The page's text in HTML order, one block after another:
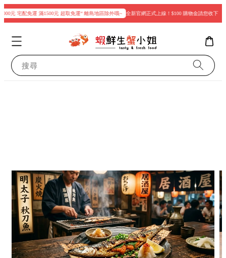
元 宅配免運 滿1500元 超取免運“ 離島地區除外哦~ 全新官網正式上線！$100 購物金請您收下
搜尋